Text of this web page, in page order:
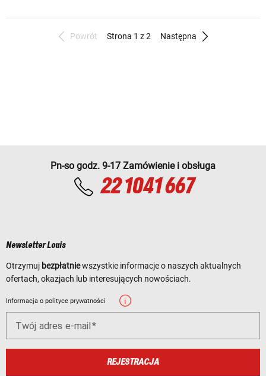
Powrót Strona 1 z 2 Następna
Pn-so godz. 9-17 Zamówienie i obsługa
22 1041 667
Newsletter Louis
Otrzymuj bezpłatniewszystkie informacje o naszych aktualnych
ofertach, okazjach lub interesujących nowościach.
Informacja o polityce prywatności
Twój adres e-mail
REJESTRACJA